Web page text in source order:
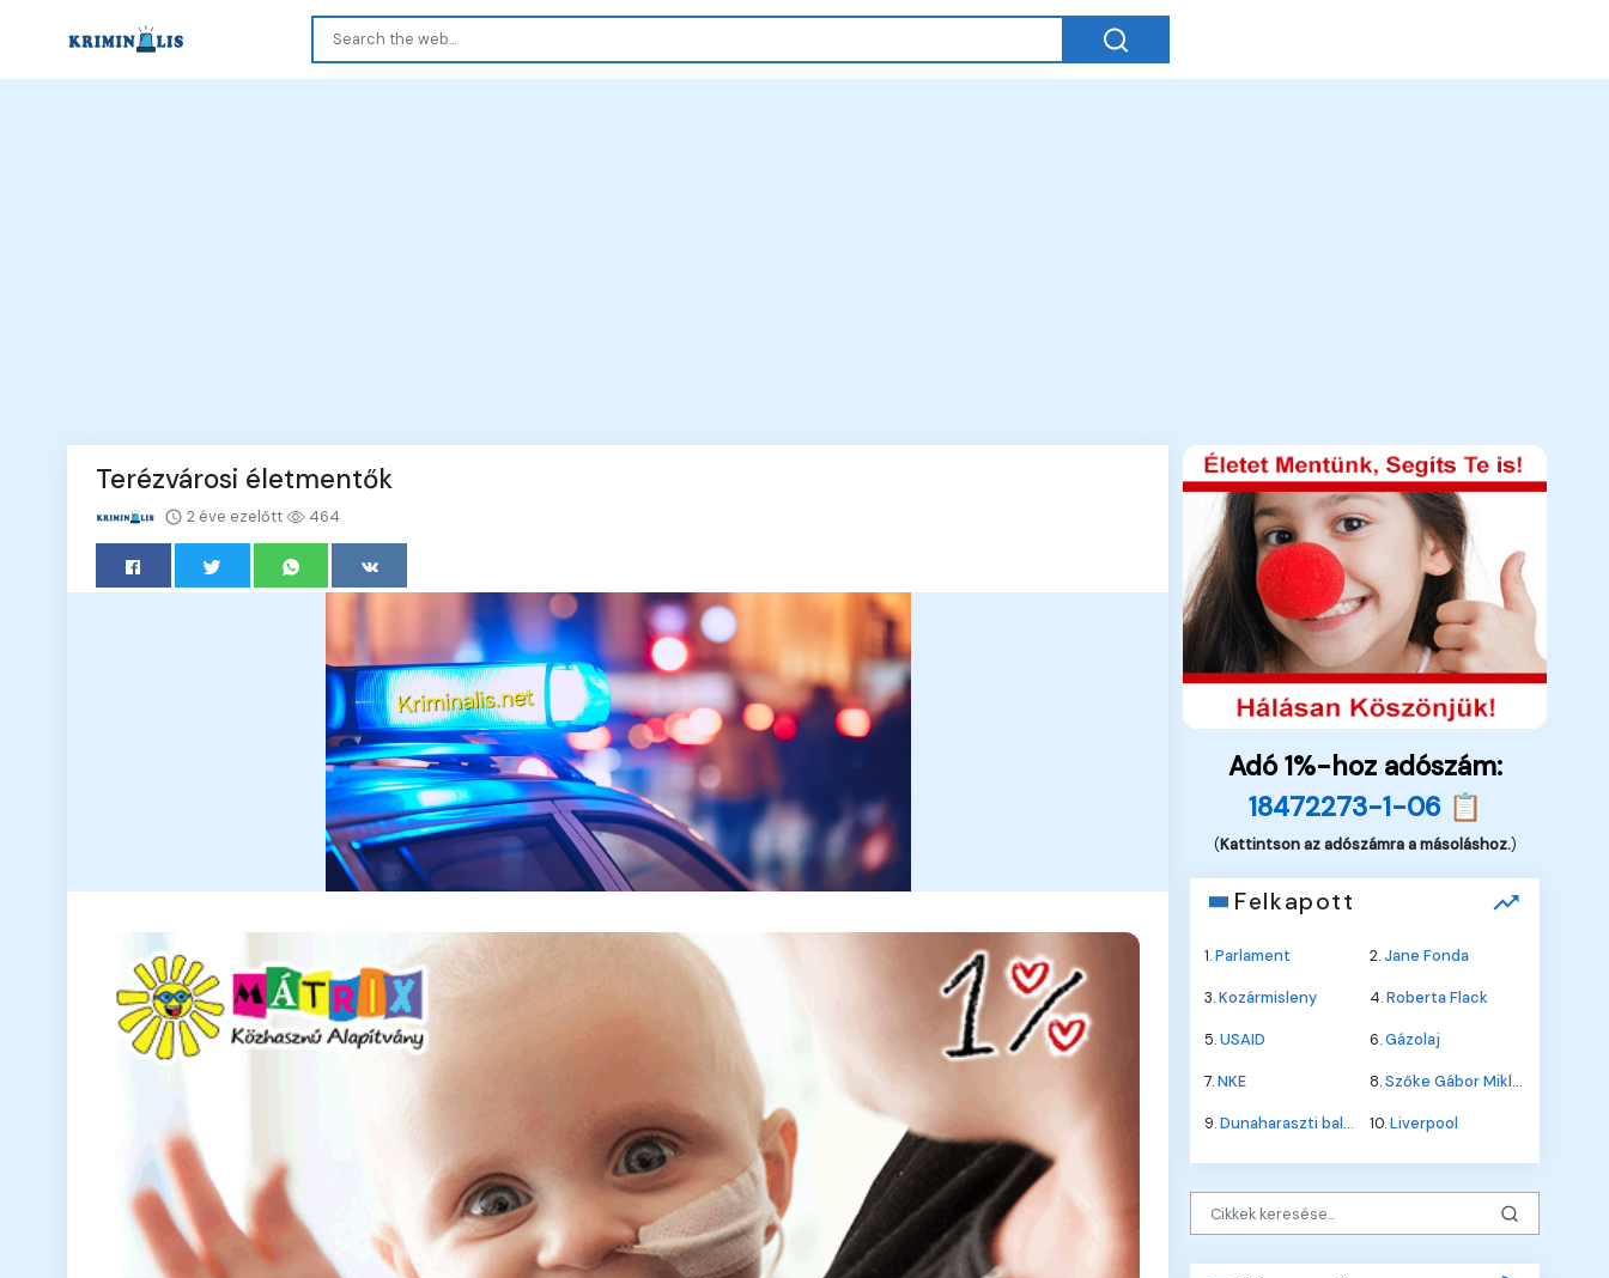
Terézvárosi életmentők
2 éve ezelőtt 464
Adó 1%-hoz adószám:
18472273-1-06 📋
(Kattintson az adószámra a másoláshoz.)
Felkapott
1.Parlament 2.Jane Fonda
3.Kozármisleny 4.Roberta Flack
5.USAID 6.Gázolaj
7.NKE 8.Szőke Gábor Miklós
9.Dunaharaszti baleset 10.Liverpool